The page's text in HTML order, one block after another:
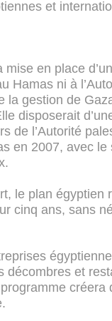
et
mise en place
Hamas ni à
la gestion de
disposerait
de l’Autorité
en 2007, avec
le plan
cinq ans, sans
décombres et
créera